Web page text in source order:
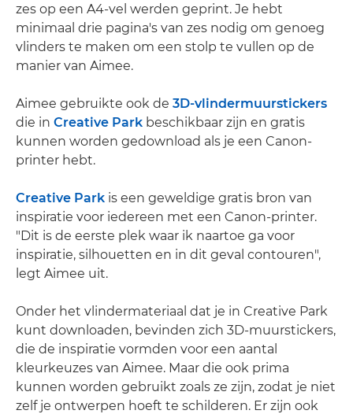
zes op een A4-vel werden geprint. Je hebt
minimaal drie pagina's van zes nodig om genoeg
vlinders te maken om een stolp te vullen op de
manier van Aimee.
Aimee gebruikte ook de 3D-vlindermuurstickers
die in Creative Park beschikbaar zijn en gratis
kunnen worden gedownload als je een Canon-
printer hebt.
Creative Park is een geweldige gratis bron van
inspiratie voor iedereen met een Canon-printer.
"Dit is de eerste plek waar ik naartoe ga voor
inspiratie, silhouetten en in dit geval contouren",
legt Aimee uit.
Onder het vlindermateriaal dat je in Creative Park
kunt downloaden, bevinden zich 3D-muurstickers,
die de inspiratie vormden voor een aantal
kleurkeuzes van Aimee. Maar die ook prima
kunnen worden gebruikt zoals ze zijn, zodat je niet
zelf je ontwerpen hoeft te schilderen. Er zijn ook